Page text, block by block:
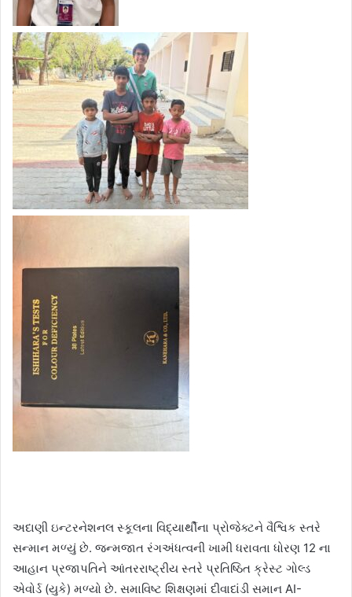
અદાણી ઇન્ટરનેશનલ સ્કૂલના વિદ્યાર્થીના પ્રોજેક્ટને વૈશ્વિક સ્તરે
સન્માન મળ્યું છે. જન્મજાત રંગઅંધત્વની ખામી ધરાવતા ધોરણ 12 ના
આહાન પ્રજાપતિને આંતરરાષ્ટ્રીય સ્તરે પ્રતિષ્ઠિત ક્રેસ્ટ ગોલ્ડ
એવોર્ડ (યુકે) મળ્યો છે. સમાવિષ્ટ શિક્ષણમાં દીવાદાંડી સમાન AI-